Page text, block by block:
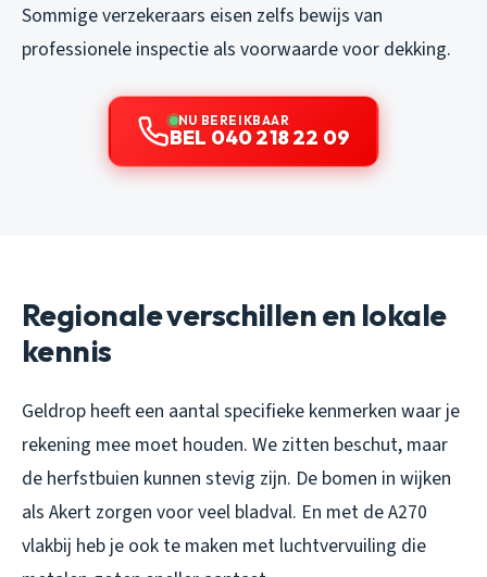
Sommige verzekeraars eisen zelfs bewijs van
professionele inspectie als voorwaarde voor dekking.
NU BEREIKBAAR
BEL 040 218 22 09
Regionale verschillen en lokale
kennis
Geldrop heeft een aantal specifieke kenmerken waar je
rekening mee moet houden. We zitten beschut, maar
de herfstbuien kunnen stevig zijn. De bomen in wijken
als Akert zorgen voor veel bladval. En met de A270
vlakbij heb je ook te maken met luchtvervuiling die